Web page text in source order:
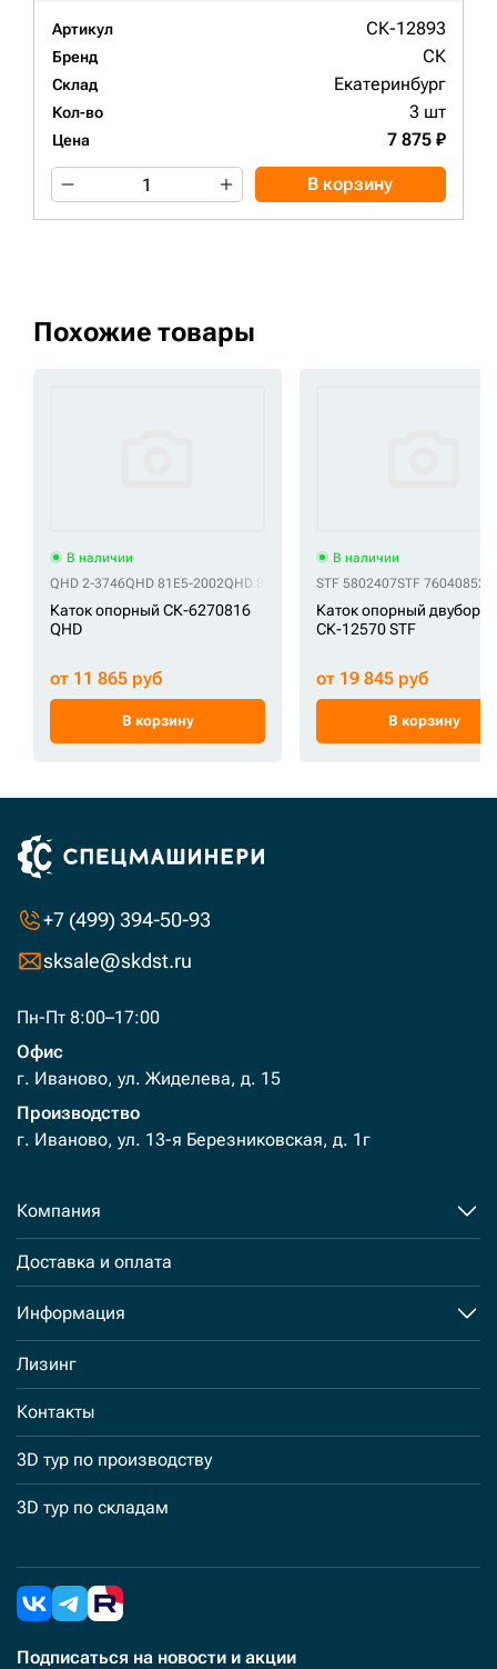
Артикул СК-12893
Бренд СК
Склад Екатеринбург
Кол-во 3 шт
Цена 7 875 ₽
В корзину
Похожие товары
В наличии
QHD 2-3746QHD 81E5-2002QHD 81E5-2002 (9 серия)QHD 81N8-11010
Каток опорный СК-6270816
QHD
от 11 865 руб
В корзину
В наличии
STF 5802407STF 76040852
Каток опорный
СК-12570 STF
от 19 845 руб
В корзину
+7 (499) 394-50-93
sksale@skdst.ru
Пн-Пт 8:00–17:00
Офис
г. Иваново, ул. Жиделева, д. 15
Производство
г. Иваново, ул. 13-я Березниковская, д. 1г
Компания
Доставка и оплата
Информация
Лизинг
Контакты
3D тур по производству
3D тур по складам
Подписаться на новости и акции